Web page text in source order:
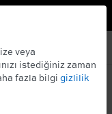
veya
istediğiniz zaman
fazla bilgi gizlilik